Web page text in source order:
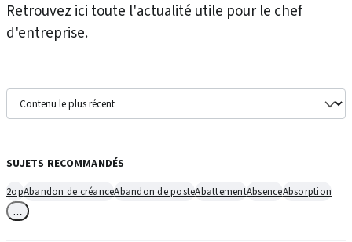
Retrouvez ici toute l'actualité utile pour le chef
d'entreprise.
SUJETS RECOMMANDÉS
2opAbandon de créanceAbandon de posteAbattementAbsenceAbsorption